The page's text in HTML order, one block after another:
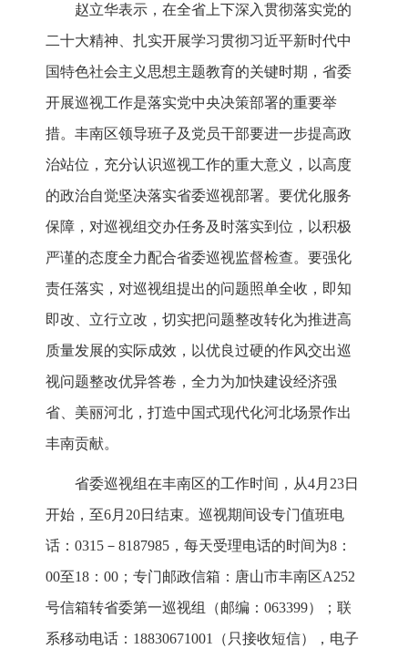
赵立华表示，在全省上下深入贯彻落实党的
二十大精神、扎实开展学习贯彻习近平新时代中
国特色社会主义思想主题教育的关键时期，省委
开展巡视工作是落实党中央决策部署的重要举
措。丰南区领导班子及党员干部要进一步提高政
治站位，充分认识巡视工作的重大意义，以高度
的政治自觉坚决落实省委巡视部署。要优化服务
保障，对巡视组交办任务及时落实到位，以积极
严谨的态度全力配合省委巡视监督检查。要强化
责任落实，对巡视组提出的问题照单全收，即知
即改、立行立改，切实把问题整改转化为推进高
质量发展的实际成效，以优良过硬的作风交出巡
视问题整改优异答卷，全力为加快建设经济强
省、美丽河北，打造中国式现代化河北场景作出
丰南贡献。
省委巡视组在丰南区的工作时间，从4月23日
开始，至6月20日结束。巡视期间设专门值班电
话：0315－8187985，每天受理电话的时间为8：
00至18：00；专门邮政信箱：唐山市丰南区A252
号信箱转省委第一巡视组（邮编：063399）；联
系移动电话：18830671001（只接收短信），电子